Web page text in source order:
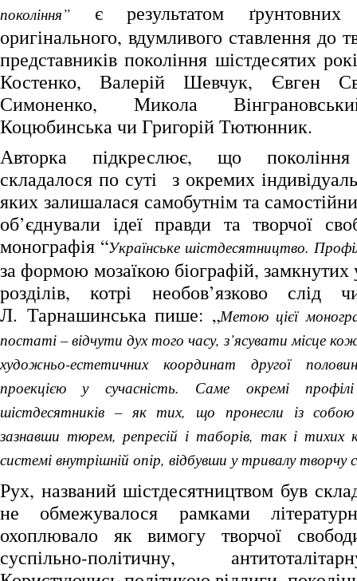
покоління”
є результатом
оригінального, вдумливого ставлення до
представників покоління шістдесятих
Костенко, Валерій Шевчук, Євген
Симоненко, Микола
Коцюбинська чи Григорій Тютюнник.
Авторка підкреслює, що покоління
складалося по суті з окремих
яких залишалася самобутнім та
об’єднували ідеї правди та творчої
монографія “Українське шістдесятництво.
за формою мозаїкою біографій,
розділів, котрі необов’язково слід
Л. Тарнашинська пише: „Метою цієї
постаті – відчути дух того часу, з’ясувати місце
художньо-естетичних координат другої
проекцією у сучасність. Саме окремі
шістдесятників – як тих, що пронесли із
зазнавши тюрем, репресій і таборів, так і тихих
системі внутрішній опір, відбувши у тривалу
Рух, названий шістдесятництвом був
не обмежувалося рамками
охоплювало як вимогу творчої
суспільно-політичну,